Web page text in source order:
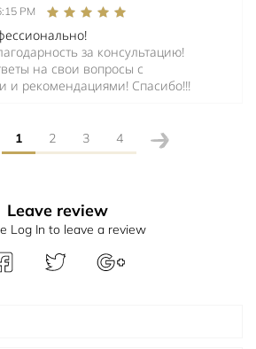
PM
за консультацию!
на свои вопросы с
и рекомендациями! Спасибо!!!
1 2 3 4
Leave review
Log In to leave a review